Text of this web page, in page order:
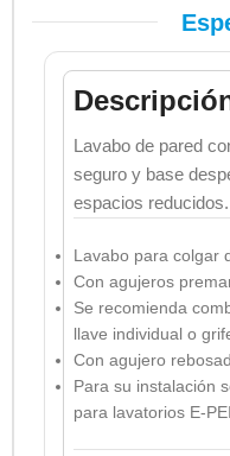
Lavabo de pared
seguro y base
espacios reducidos.
Lavabo para colgar
Con agujeros
Se recomienda
llave individual o
Con agujero
Para su instalación
para lavatorios E-